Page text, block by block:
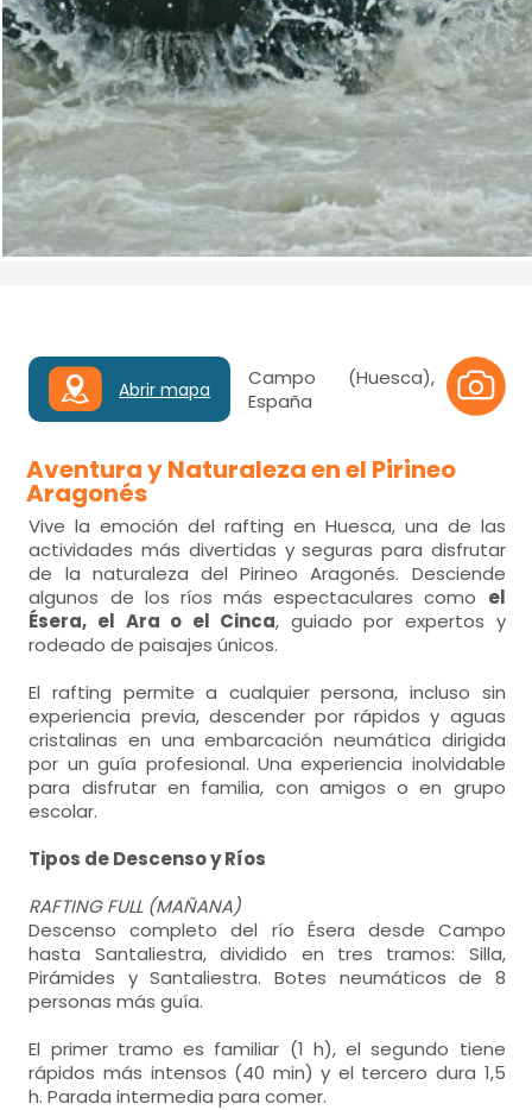
Abrir mapa
Campo (Huesca),
España
Aventura y Naturaleza en el Pirineo
Aragonés
Vive la emoción del rafting en Huesca, una de las
actividades más divertidas y seguras para disfrutar
de la naturaleza del Pirineo Aragonés. Desciende
algunos de los ríos más espectaculares como el
Ésera, el Ara o el Cinca, guiado por expertos y
rodeado de paisajes únicos.
El rafting permite a cualquier persona, incluso sin
experiencia previa, descender por rápidos y aguas
cristalinas en una embarcación neumática dirigida
por un guía profesional. Una experiencia inolvidable
para disfrutar en familia, con amigos o en grupo
escolar.
Tipos de Descenso y Ríos
RAFTING FULL (MAÑANA)
Descenso completo del río Ésera desde Campo
hasta Santaliestra, dividido en tres tramos: Silla,
Pirámides y Santaliestra. Botes neumáticos de 8
personas más guía.
El primer tramo es familiar (1 h), el segundo tiene
rápidos más intensos (40 min) y el tercero dura 1,5
h. Parada intermedia para comer.